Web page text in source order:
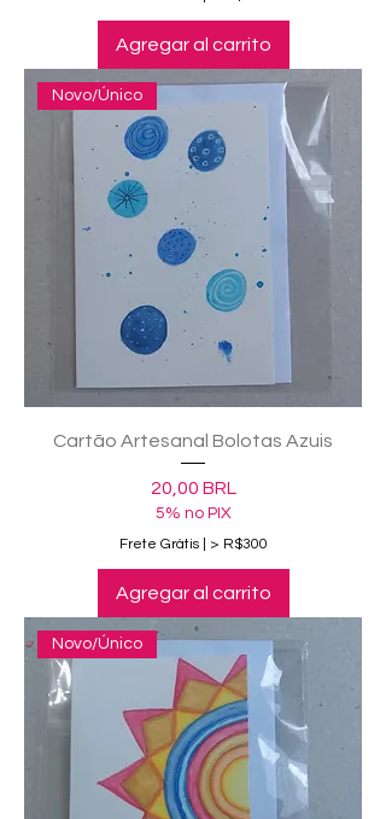
Agregar al carrito
Novo/Único
Cartão Artesanal Bolotas Azuis
Precio
20,00 BRL
5% no PIX
Frete Grátis | > R$300
Agregar al carrito
Novo/Único